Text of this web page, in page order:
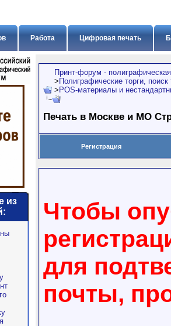
Цифровая печать
Работа
из
Принт-форум -
> Полиграфические торги,
> POS-материалы и
Печать в Москве и МО
Регистрация
Чтобы
для
почты,